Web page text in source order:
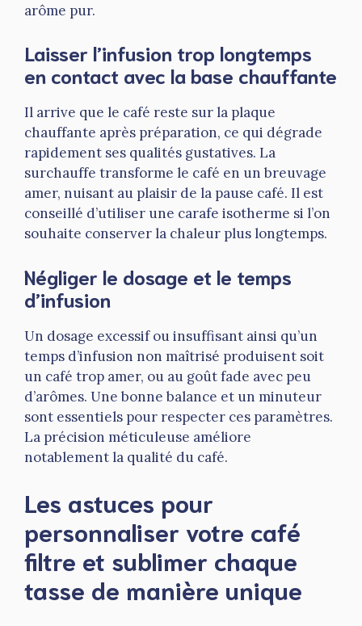
arôme pur.
Laisser l’infusion trop longtemps
en contact avec la base chauffante
Il arrive que le café reste sur la plaque
chauffante après préparation, ce qui dégrade
rapidement ses qualités gustatives. La
surchauffe transforme le café en un breuvage
amer, nuisant au plaisir de la pause café. Il est
conseillé d’utiliser une carafe isotherme si l’on
souhaite conserver la chaleur plus longtemps.
Négliger le dosage et le temps
d’infusion
Un dosage excessif ou insuffisant ainsi qu’un
temps d’infusion non maîtrisé produisent soit
un café trop amer, ou au goût fade avec peu
d’arômes. Une bonne balance et un minuteur
sont essentiels pour respecter ces paramètres.
La précision méticuleuse améliore
notablement la qualité du café.
Les astuces pour
personnaliser votre café
filtre et sublimer chaque
tasse de manière unique